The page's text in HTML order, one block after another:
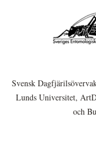
Svensk
Lunds Universitet,
och